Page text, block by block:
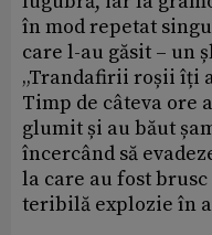
în mod repetat
care l-au găsit – un
„Trandafirii roșii îți
Timp de câteva ore
glumit și au băut
încercând să
la care au fost brusc
teribilă explozie în